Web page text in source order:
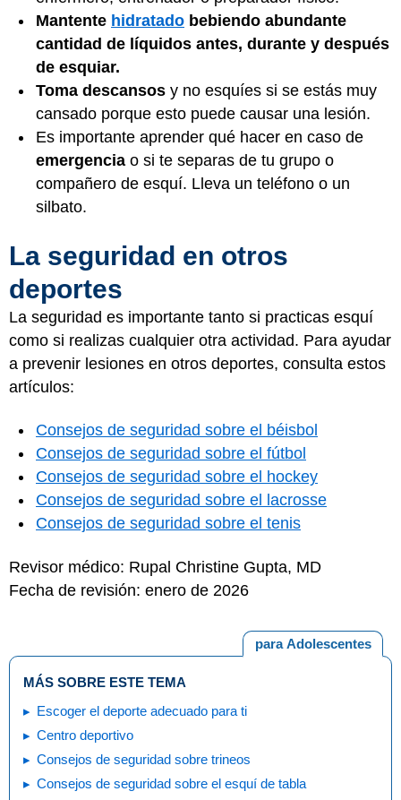
Mantente hidratado bebiendo abundante
cantidad de líquidos antes, durante y después
de esquiar.
Toma descansos y no esquíes si se estás muy
cansado porque esto puede causar una lesión.
Es importante aprender qué hacer en caso de
emergencia o si te separas de tu grupo o
compañero de esquí. Lleva un teléfono o un
silbato.
La seguridad en otros
deportes
La seguridad es importante tanto si practicas esquí
como si realizas cualquier otra actividad. Para ayudar
a prevenir lesiones en otros deportes, consulta estos
artículos:
Consejos de seguridad sobre el béisbol
Consejos de seguridad sobre el fútbol
Consejos de seguridad sobre el hockey
Consejos de seguridad sobre el lacrosse
Consejos de seguridad sobre el tenis
Revisor médico: Rupal Christine Gupta, MD
Fecha de revisión: enero de 2026
para Adolescentes
MÁS SOBRE ESTE TEMA
Escoger el deporte adecuado para ti
Centro deportivo
Consejos de seguridad sobre trineos
Consejos de seguridad sobre el esquí de tabla